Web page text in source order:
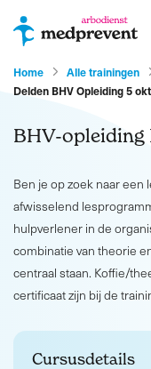
Home Alle trainingen
Delden BHV Opleiding 5
BHV-opleiding
Ben je op zoek naar een
afwisselend
hulpverlener in de
combinatie van theorie
centraal staan. Koffie/
certificaat zijn bij de
Cursusdetails